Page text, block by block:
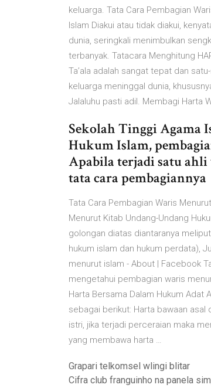
keluarga. Tata Cara Pembagian
Islam Diakui atau tidak diakui,
dunia, seringkali menimbulkan
terbanyak. Tatacara Menghitung
Ta’ala adalah sangat tepat dan
keluarga meninggal dunia,
Jalaluhu pasti adil. Membagi Harta
Sekolah Tinggi Agama
Hukum Islam,
Apabila terjadi satu ahli
tata cara pembagiannya
Tata Cara Pembagian Waris
Menurut Kitab Undang-Undang
golongan diatas diantaranya
hukum islam dan hukum perdata),
menurut islam - About | Facebook
mengetahui pembagian waris
Harta Bersama Dalam Hukum
sebagai berikut: Harta bawaan asal
istri, jika terjadi perceraian maka
yang membawa harta …
Grapari telkomsel wlingi blitar
Cifra club franguinho na panela